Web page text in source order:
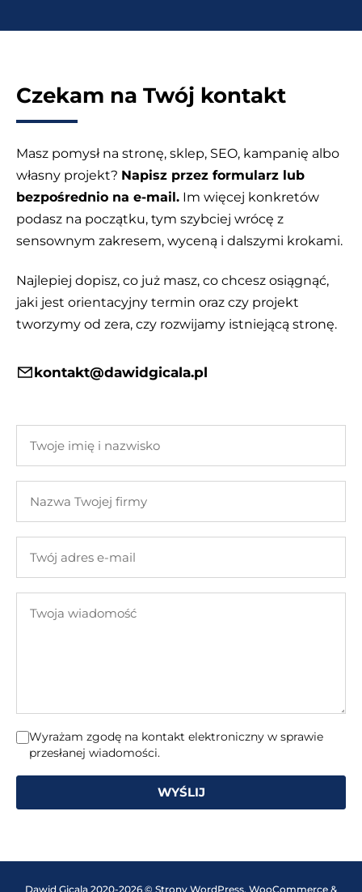
Czekam na Twój kontakt
Masz pomysł na stronę, sklep, SEO, kampanię albo
własny projekt? Napisz przez formularz lub
bezpośrednio na e-mail. Im więcej konkretów
podasz na początku, tym szybciej wrócę z
sensownym zakresem, wyceną i dalszymi krokami.
Najlepiej dopisz, co już masz, co chcesz osiągnąć,
jaki jest orientacyjny termin oraz czy projekt
tworzymy od zera, czy rozwijamy istniejącą stronę.
kontakt@dawidgicala.pl
imię
nazwisko
Twojej
adres
mail
wiadomość
Wyrażam zgodę na kontakt elektroniczny w sprawie
przesłanej wiadomości.
WYŚLIJ
Dawid Gicala 2020-2026 © Strony WordPress, WooCommerce &